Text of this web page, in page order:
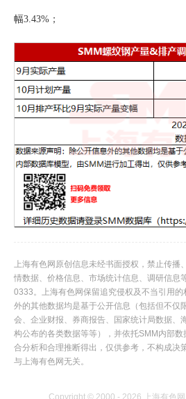
幅3.43%；
上海有色网原创信息未经书面授权，禁止传
情数据、价格信息、市场统计信息、调研信息
0333。上海有色网保留追究侵权及不当引用
外的其他数据均是基于公开信息（包括但不仅
会、企业财报、券商报告、国家统计局数据、
构公布的各类数据等等），并依托SMM内部
合分析和合理推断得出，仅供参考，不构成决
与上海有色网无关。
Copyright © 2000 - 2026 上海有色